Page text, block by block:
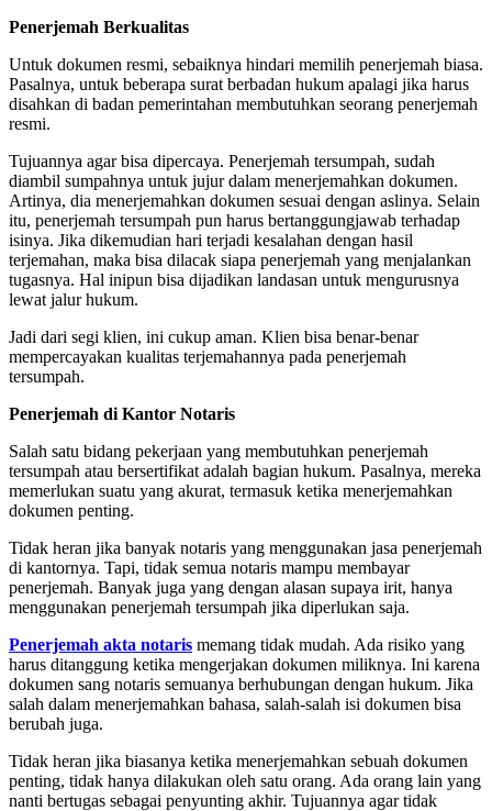
Penerjemah Berkualitas
Untuk dokumen resmi, sebaiknya hindari memilih penerjemah biasa.
Pasalnya, untuk beberapa surat berbadan hukum apalagi jika harus
disahkan di badan pemerintahan membutuhkan seorang penerjemah
resmi.
Tujuannya agar bisa dipercaya. Penerjemah tersumpah, sudah
diambil sumpahnya untuk jujur dalam menerjemahkan dokumen.
Artinya, dia menerjemahkan dokumen sesuai dengan aslinya. Selain
itu, penerjemah tersumpah pun harus bertanggungjawab terhadap
isinya. Jika dikemudian hari terjadi kesalahan dengan hasil
terjemahan, maka bisa dilacak siapa penerjemah yang menjalankan
tugasnya. Hal inipun bisa dijadikan landasan untuk mengurusnya
lewat jalur hukum.
Jadi dari segi klien, ini cukup aman. Klien bisa benar-benar
mempercayakan kualitas terjemahannya pada penerjemah
tersumpah.
Penerjemah di Kantor Notaris
Salah satu bidang pekerjaan yang membutuhkan penerjemah
tersumpah atau bersertifikat adalah bagian hukum. Pasalnya, mereka
memerlukan suatu yang akurat, termasuk ketika menerjemahkan
dokumen penting.
Tidak heran jika banyak notaris yang menggunakan jasa penerjemah
di kantornya. Tapi, tidak semua notaris mampu membayar
penerjemah. Banyak juga yang dengan alasan supaya irit, hanya
menggunakan penerjemah tersumpah jika diperlukan saja.
Penerjemah akta notaris memang tidak mudah. Ada risiko yang
harus ditanggung ketika mengerjakan dokumen miliknya. Ini karena
dokumen sang notaris semuanya berhubungan dengan hukum. Jika
salah dalam menerjemahkan bahasa, salah-salah isi dokumen bisa
berubah juga.
Tidak heran jika biasanya ketika menerjemahkan sebuah dokumen
penting, tidak hanya dilakukan oleh satu orang. Ada orang lain yang
nanti bertugas sebagai penyunting akhir. Tujuannya agar tidak